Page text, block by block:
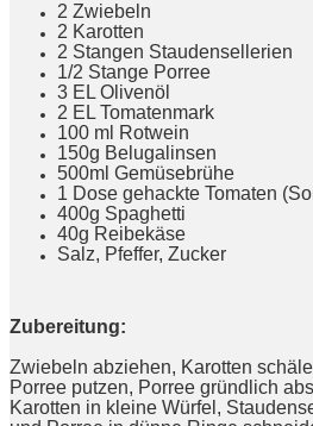
2 Zwiebeln
2 Karotten
2 Stangen Staudensellerien
1/2 Stange Porree
3 EL Olivenöl
2 EL Tomatenmark
100 ml Rotwein
150g Belugalinsen
500ml Gemüsebrühe
1 Dose gehackte Tomaten
400g Spaghetti
40g Reibekäse
Salz, Pfeffer, Zucker
Zubereitung:
Zwiebeln abziehen, Karotten
Porree putzen, Porree gründlich
Karotten in kleine Würfel,